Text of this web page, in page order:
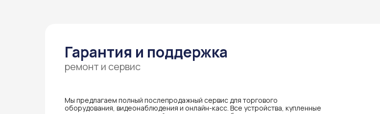
Гарантия и поддержка
Мы предлагаем полный послепродажный сервис для торгового
оборудования, видеонаблюдения и онлайн-касс. Все устройства, купленные
ремонт и сервис